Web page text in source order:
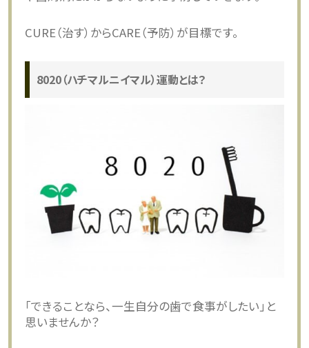
CURE（治す）からCARE（予防）が目標です。
8020（ハチマルニイマル）運動とは？
「できることなら、一生自分の歯で食事がしたい」と
思いませんか？